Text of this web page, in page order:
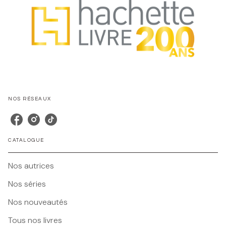
NOS RÉSEAUX
CATALOGUE
Nos autrices
Nos séries
Nos nouveautés
Tous nos livres